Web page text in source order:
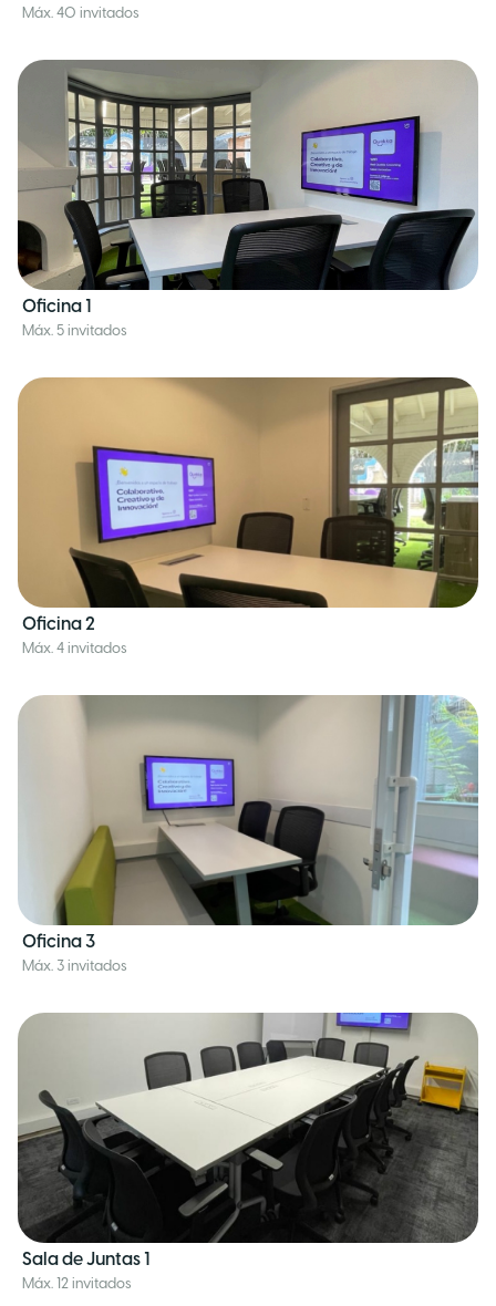
Máx. 40 invitados
Oficina 1
Máx. 5 invitados
Oficina 2
Máx. 4 invitados
Oficina 3
Máx. 3 invitados
Sala de Juntas 1
Máx. 12 invitados